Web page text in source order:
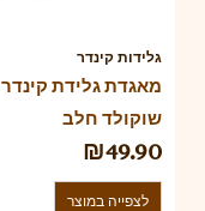
גלידות קינדר
מאגדת גלידת קינדר
שוקולד חלב
₪49.90
לצפייה במוצר